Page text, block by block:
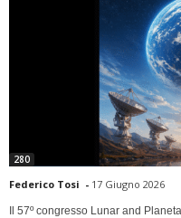
280
Federico Tosi - 17 Giugno 2026
Il 57º congresso Lunar and